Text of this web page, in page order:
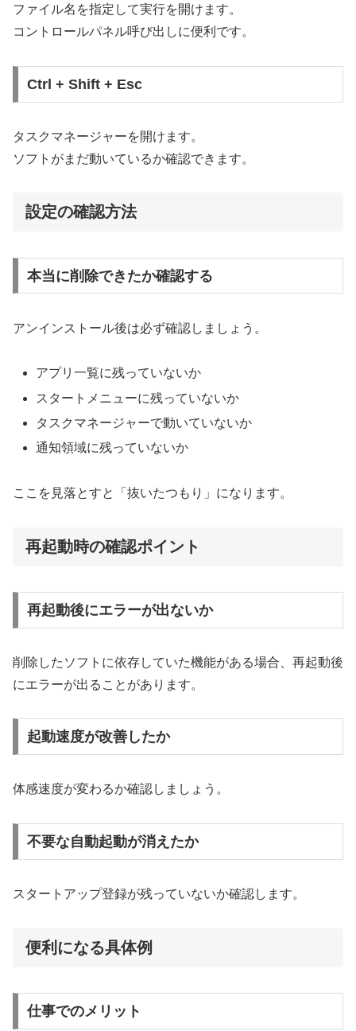
ファイル名を指定して実行を開けます。
コントロールパネル呼び出しに便利です。
Ctrl + Shift + Esc
タスクマネージャーを開けます。
ソフトがまだ動いているか確認できます。
設定の確認方法
本当に削除できたか確認する
アンインストール後は必ず確認しましょう。
アプリ一覧に残っていないか
スタートメニューに残っていないか
タスクマネージャーで動いていないか
通知領域に残っていないか
ここを見落とすと「抜いたつもり」になります。
再起動時の確認ポイント
再起動後にエラーが出ないか
削除したソフトに依存していた機能がある場合、再起動後
にエラーが出ることがあります。
起動速度が改善したか
体感速度が変わるか確認しましょう。
不要な自動起動が消えたか
スタートアップ登録が残っていないか確認します。
便利になる具体例
仕事でのメリット